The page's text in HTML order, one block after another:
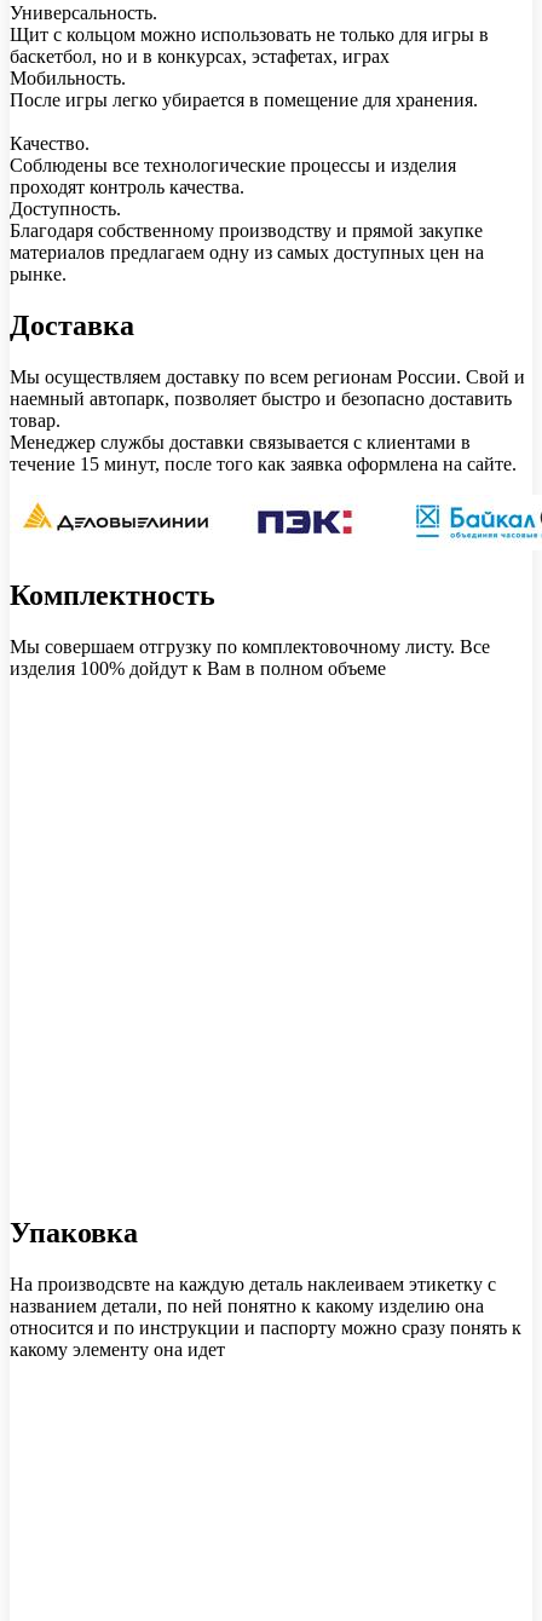
Универсальность.
Щит с кольцом можно использовать не только для игры в
баскетбол, но и в конкурсах, эстафетах, играх
Мобильность.
После игры легко убирается в помещение для хранения.
Качество.
Соблюдены все технологические процессы и изделия
проходят контроль качества.
Доступность.
Благодаря собственному производству и прямой закупке
материалов предлагаем одну из самых доступных цен на
рынке.
Доставка
Мы осуществляем доставку по всем регионам России. Свой и
наемный автопарк, позволяет быстро и безопасно доставить
товар.
Менеджер службы доставки связывается с клиентами в
течение 15 минут, после того как заявка оформлена на сайте.
Комплектность
Мы совершаем отгрузку по комплектовочному листу. Все
изделия 100% дойдут к Вам в полном объеме
Упаковка
На производсвте на каждую деталь наклеиваем этикетку с
названием детали, по ней понятно к какому изделию она
относится и по инструкции и паспорту можно сразу понять к
какому элементу она идет